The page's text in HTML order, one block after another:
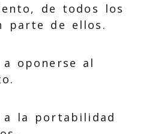
de todos los
parte de ellos.
a oponerse al
a la portabilidad